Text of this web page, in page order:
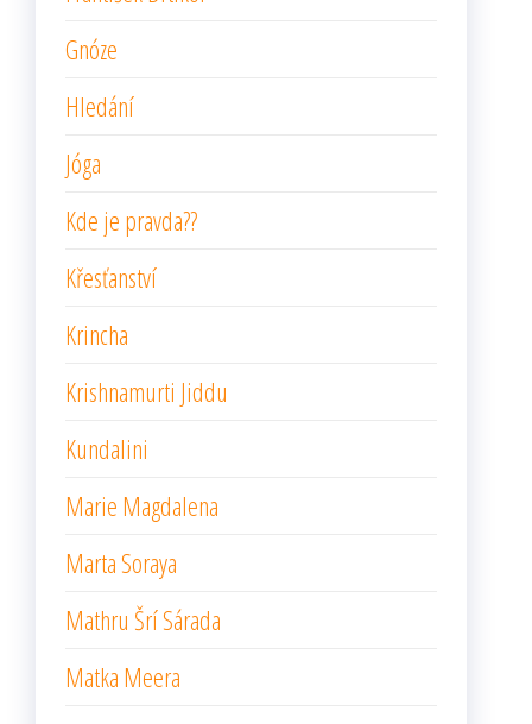
Gnóze
Hledání
Jóga
Kde je pravda??
Křesťanství
Krincha
Krishnamurti Jiddu
Kundalini
Marie Magdalena
Marta Soraya
Mathru Šrí Sárada
Matka Meera